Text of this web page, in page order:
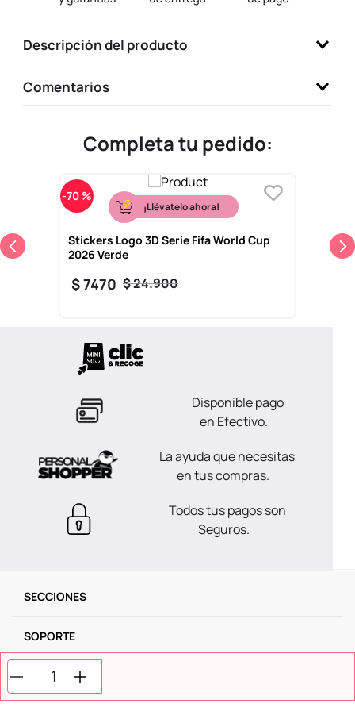
Descripción del producto
Comentarios
Completa tu pedido:
-70 %
¡Llévatelo ahora!
Stickers Logo 3D Serie Fifa World Cup
2026 Verde
$24.900
$7470
Disponible pago
en Efectivo.
La ayuda que necesitas
en tus compras.
Todos tus pagos son
Seguros.
SECCIONES
SOPORTE
SERVICIOS
10. llaveros